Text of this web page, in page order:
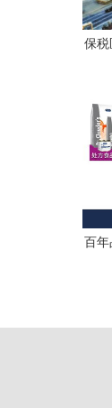
保税
百年